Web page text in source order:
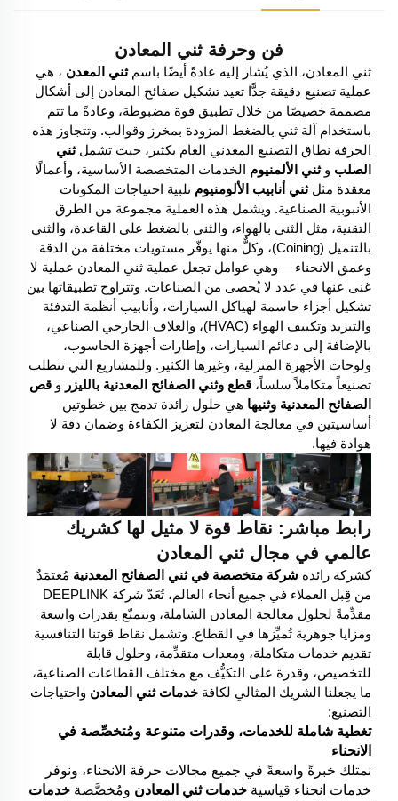
فن وحرفة ثني المعادن
ثني المعادن، الذي يُشار إليه عادةً أيضًا باسمثني المعدن ، هي
عملية تصنيع دقيقة جدًّا تعيد تشكيل صفائح المعادن إلى أشكال
مصممة خصيصًا من خلال تطبيق قوة مضبوطة، وعادةً ما تتم
باستخدام آلة ثني بالضغط المزودة بمخرز وقوالب. وتتجاوز هذه
الحرفة نطاق التصنيع المعدني العام بكثير، حيث تشملثني
الصلب وثني الألمنيوم الخدمات المتخصصة الأساسية، وأعمالًا
معقدة مثلثني أنابيب الألومنيوم تلبية احتياجات المكونات
الأنبوبية الصناعية. ويشمل هذه العملية مجموعة من الطرق
التقنية، مثل الثني بالهواء، والثني بالضغط على القاعدة، والثني
بالتنميل (Coining)، وكلٌّ منها يوفّر مستويات مختلفة من الدقة
وعمق الانحناء— وهي عوامل تجعل عملية ثني المعادن عملية لا
غنى عنها في عدد لا يُحصى من الصناعات. وتتراوح تطبيقاتها بين
تشكيل أجزاء حاسمة لهياكل السيارات، وأنابيب أنظمة التدفئة
والتبريد وتكييف الهواء (HVAC)، والغلاف الخارجي الصناعي،
بالإضافة إلى دعائم السيارات، وإطارات أجهزة الحاسوب،
ولوحات الأجهزة المنزلية، وغيرها الكثير. وللمشاريع التي تتطلب
تصنيعاً متكاملاً سلساً، قطع وثني الصفائح المعدنية بالليزر و قص
الصفائح المعدنية وثنيها هي حلول رائدة تدمج بين خطوتين
أساسيتين في معالجة المعادن لتعزيز الكفاءة وضمان دقة لا
هوادة فيها.
رابط مباشر: نقاط قوة لا مثيل لها كشريك
عالمي في مجال ثني المعادن
كشركة رائدة شركة متخصصة في ثني الصفائح المعدنية مُعتمَدٌ
من قِبل العملاء في جميع أنحاء العالم، تُعَدّ شركة DEEPLINK
مقدِّمةً لحلول معالجة المعادن الشاملة، وتتمتّع بقدرات واسعة
ومزايا جوهرية تُميِّزها في القطاع. وتشمل نقاط قوتنا التنافسية
تقديم خدمات متكاملة، ومعدات متقدِّمة، وحلول قابلة
للتخصيص، وقدرة على التكيُّف مع مختلف القطاعات الصناعية،
ما يجعلنا الشريك المثالي لكافة خدمات ثني المعادن واحتياجات
التصنيع:
تغطية شاملة للخدمات، وقدرات متنوعة ومُتخصِّصة في
الانحناء
نمتلك خبرةً واسعةً في جميع مجالات حرفة الانحناء، ونوفر
خدمات انحناء قياسية خدمات ثني المعادن ومُخصَّصة خدمات